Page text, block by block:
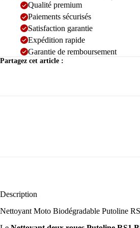
Qualité premium
Paiements sécurisés
Satisfaction garantie
Expédition rapide
Garantie de remboursement
Partagez cet article :
Description
Nettoyant Moto Biodégradable Putoline